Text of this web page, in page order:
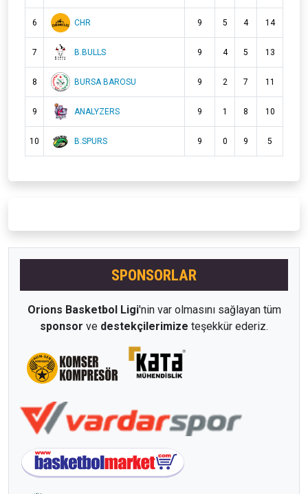
6 CHR 9 5 4 14
7 B.BULLS 9 4 5 13
8 BURSA BAROSU 9 2 7 11
9 ANALYZERS 9 1 8 10
10 B.SPURS 9 0 9 5
SPONSORLAR
Orions Basketbol Ligi'nin var olmasını sağlayan tüm
sponsor ve destekçilerimize teşekkür ederiz.